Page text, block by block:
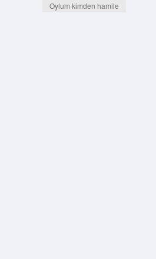
Oylum kimden hamile